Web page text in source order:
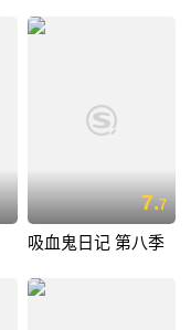
7.7
吸血鬼日记 第八季